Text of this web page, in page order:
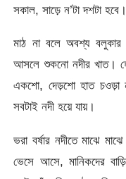
সকাল, সাড়ে ন’টা দশটা হবে।
মাঠ না বলে অবশ্য বলুকার
আসলে শুকনো নদীর খাত।
একশো, দেড়শো হাত চওড়া
সবটাই নদী হয়ে যায়।
ভরা বর্ষার নদীতে মাঝে
ভেসে আসে, মানিকদের